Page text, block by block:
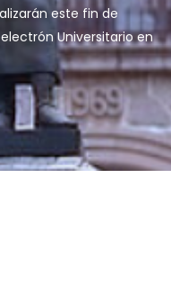
este fin de
Universitario en